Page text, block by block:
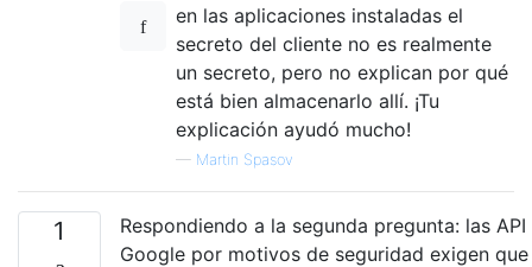
en las aplicaciones instaladas el
secreto del cliente no es realmente
un secreto, pero no explican por qué
está bien almacenarlo allí. ¡Tu
explicación ayudó mucho!
— Martin Spasov
1
Respondiendo a la segunda pregunta: las API
Google por motivos de seguridad exigen